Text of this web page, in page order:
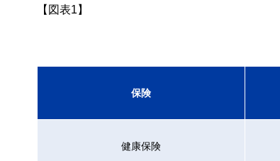
【図表1】
保険
健康保険